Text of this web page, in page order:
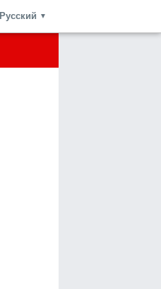
Русский ▼